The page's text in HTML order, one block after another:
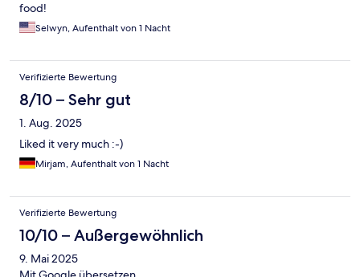
food!
Selwyn, Aufenthalt von 1 Nacht
Verifizierte Bewertung
8/10 – Sehr gut
1. Aug. 2025
Liked it very much :-)
Mirjam, Aufenthalt von 1 Nacht
Verifizierte Bewertung
10/10 – Außergewöhnlich
9. Mai 2025